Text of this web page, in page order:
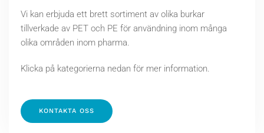
Vi kan erbjuda ett brett sortiment av olika burkar
tillverkade av PET och PE för användning inom många
olika områden inom pharma.
Klicka på kategorierna nedan för mer information.
KONTAKTA OSS